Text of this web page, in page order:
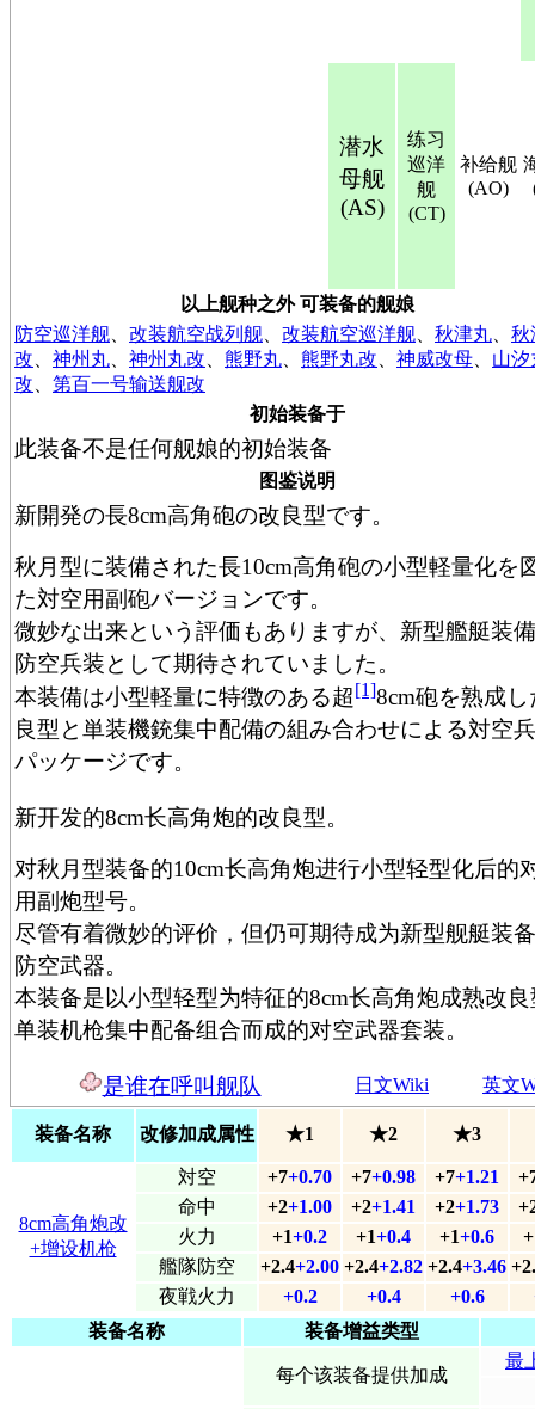
潜水
母舰
(AS)
练习
巡洋
舰
(CT)
补给舰
(AO)
以上舰种之外 可装备的舰娘
防空巡洋舰
改装航空战列舰 改装航空巡洋舰 秋津丸
秋
改
神州丸 神州丸改 熊野丸 熊野丸改 神威改母
山汐
改
第百一号输送舰改
初始装备于
此装备不是任何舰娘的初始装备
图鉴说明
新開発の長8cm高角砲の改良型です。
秋月型に装備された長10cm高角砲の小型軽量化を
た対空用副砲バージョンです。
微妙な出来という評価もありますが、新型艦艇装
防空兵装として期待されていました。
本装備は小型軽量に特徴のある超[1]8cm砲を熟成し
良型と単装機銃集中配備の組み合わせによる対空
パッケージです。
新开发的8cm长高角炮的改良型。
对秋月型装备的10cm长高角炮进行小型轻型化后的
用副炮型号。
尽管有着微妙的评价，但仍可期待成为新型舰艇装
防空武器。
本装备是以小型轻型为特征的8cm长高角炮成熟改
单装机枪集中配备组合而成的对空武器套装。
是谁在呼叫舰队 日文Wiki 英文
装备名称 改修加成属性 ★1 ★2 ★3
8cm高角炮改
+增设机枪
対空 +7+0.70 +7+0.98 +7+1.21
命中
+2+1.00 +2+1.41 +2+1.73
火力
+1+0.2 +1+0.4 +1+0.6
艦隊防空
+2.4+2.00 +2.4+2.82 +2.4+3.46
夜戦火力
+0.2 +0.4 +0.6
装备名称
装备增益类型
每个该装备提供加成
最